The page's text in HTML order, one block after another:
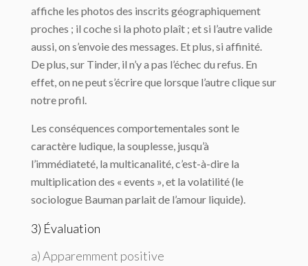
affiche les photos des inscrits géographiquement
proches ; il coche si la photo plaît ; et si l’autre valide
aussi, on s’envoie des messages. Et plus, si affinité.
De plus, sur Tinder, il n’y a pas l’échec du refus. En
effet, on ne peut s’écrire que lorsque l’autre clique sur
notre profil.
Les conséquences comportementales sont le
caractère ludique, la souplesse, jusqu’à
l’immédiateté, la multicanalité, c’est-à-dire la
multiplication des « events », et la volatilité (le
sociologue Bauman parlait de l’amour liquide).
3) Évaluation
a) Apparemment positive